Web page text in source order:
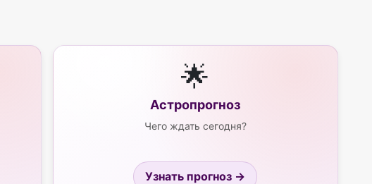
🌟
Астропрогноз
Чего ждать сегодня?
Узнать прогноз →